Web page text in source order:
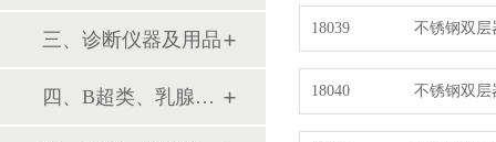
三、诊断仪器及用品
四、B超类、乳腺诊断设备
18039 不锈钢双层
18040 不锈钢双层